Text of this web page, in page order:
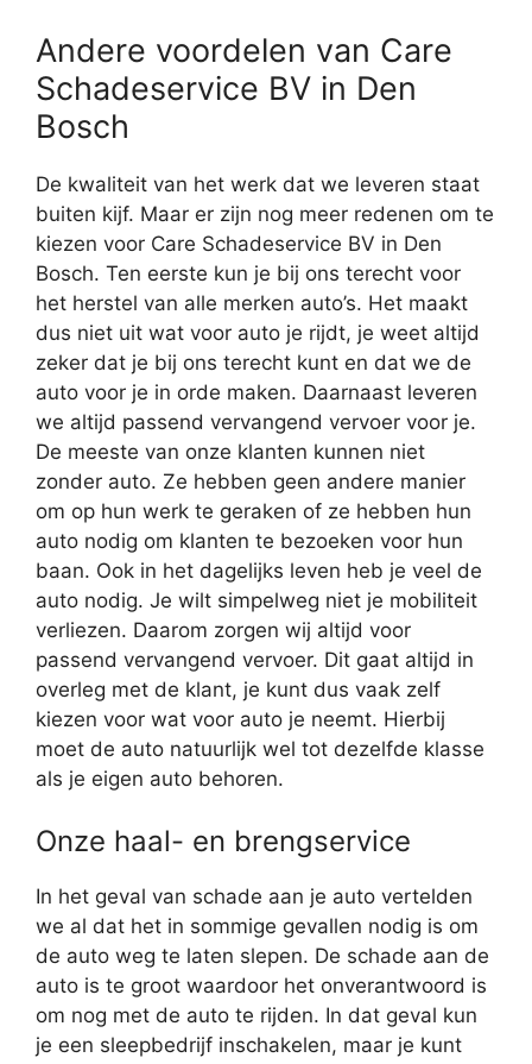
Andere voordelen van Care
Schadeservice BV in Den
Bosch
De kwaliteit van het werk dat we leveren staat
buiten kijf. Maar er zijn nog meer redenen om te
kiezen voor Care Schadeservice BV in Den
Bosch. Ten eerste kun je bij ons terecht voor
het herstel van alle merken auto’s. Het maakt
dus niet uit wat voor auto je rijdt, je weet altijd
zeker dat je bij ons terecht kunt en dat we de
auto voor je in orde maken. Daarnaast leveren
we altijd passend vervangend vervoer voor je.
De meeste van onze klanten kunnen niet
zonder auto. Ze hebben geen andere manier
om op hun werk te geraken of ze hebben hun
auto nodig om klanten te bezoeken voor hun
baan. Ook in het dagelijks leven heb je veel de
auto nodig. Je wilt simpelweg niet je mobiliteit
verliezen. Daarom zorgen wij altijd voor
passend vervangend vervoer. Dit gaat altijd in
overleg met de klant, je kunt dus vaak zelf
kiezen voor wat voor auto je neemt. Hierbij
moet de auto natuurlijk wel tot dezelfde klasse
als je eigen auto behoren.
Onze haal- en brengservice
In het geval van schade aan je auto vertelden
we al dat het in sommige gevallen nodig is om
de auto weg te laten slepen. De schade aan de
auto is te groot waardoor het onverantwoord is
om nog met de auto te rijden. In dat geval kun
je een sleepbedrijf inschakelen, maar je kunt